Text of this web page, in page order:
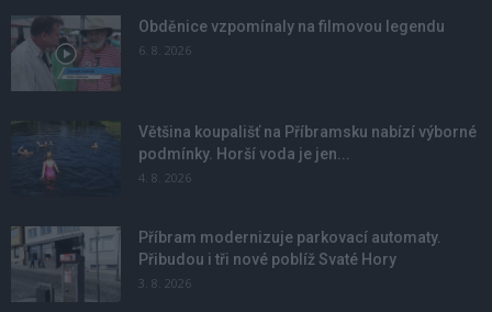
Obděnice vzpomínaly na filmovou legendu
6. 8. 2026
Většina koupališť na Příbramsku nabízí výborné
podmínky. Horší voda je jen...
4. 8. 2026
Příbram modernizuje parkovací automaty.
Přibudou i tři nové poblíž Svaté Hory
3. 8. 2026